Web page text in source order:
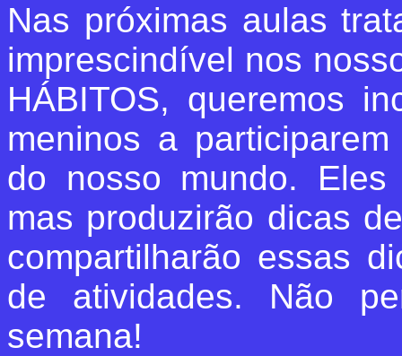
Nas próximas aulas
imprescindível nos
HÁBITOS, queremos
meninos a
do nosso mundo.
mas produzirão dicas
compartilharão essas
de atividades. Não
semana!